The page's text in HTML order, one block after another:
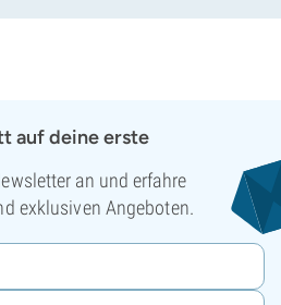
auf deine erste
an und erfahre
exklusiven Angeboten.